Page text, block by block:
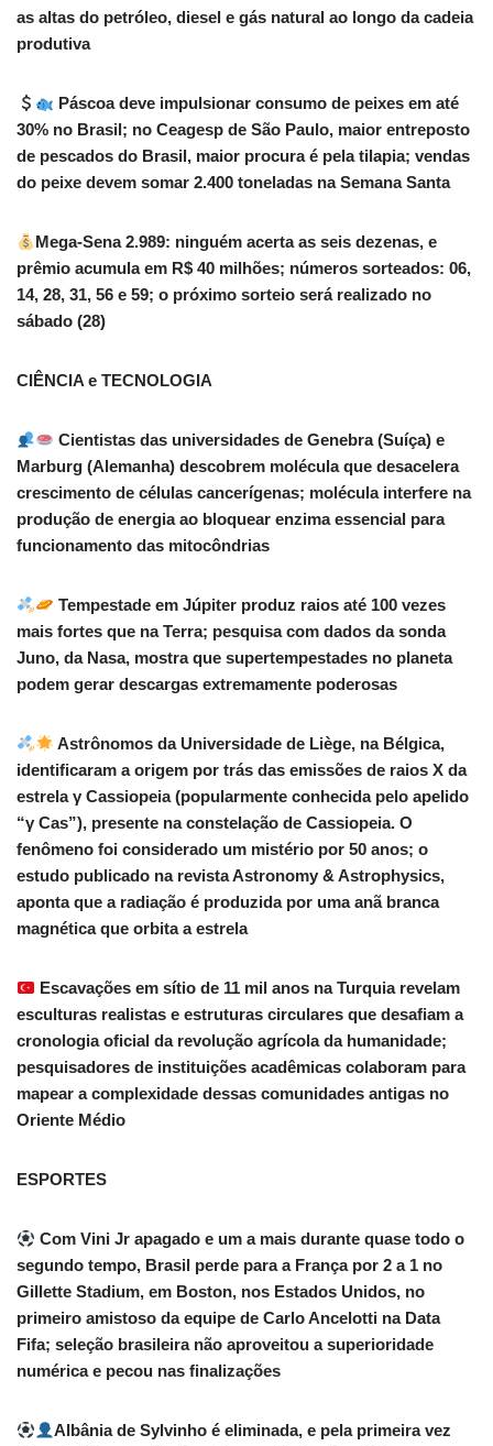
as altas do petróleo, diesel e gás natural ao longo da cadeia
produtiva
Páscoa deve impulsionar consumo de peixes em até
30% no Brasil; no Ceagesp de São Paulo, maior entreposto
de pescados do Brasil, maior procura é pela tilapia; vendas
do peixe devem somar 2.400 toneladas na Semana Santa
Mega-Sena 2.989: ninguém acerta as seis dezenas, e
prêmio acumula em R$ 40 milhões; números sorteados: 06,
14, 28, 31, 56 e 59; o próximo sorteio será realizado no
sábado (28)
CIÊNCIA e TECNOLOGIA
Cientistas das universidades de Genebra (Suíça) e
Marburg (Alemanha) descobrem molécula que desacelera
crescimento de células cancerígenas; molécula interfere na
produção de energia ao bloquear enzima essencial para
funcionamento das mitocôndrias
Tempestade em Júpiter produz raios até 100 vezes
mais fortes que na Terra; pesquisa com dados da sonda
Juno, da Nasa, mostra que supertempestades no planeta
podem gerar descargas extremamente poderosas
Astrônomos da Universidade de Liège, na Bélgica,
identificaram a origem por trás das emissões de raios X da
estrela γ Cassiopeia (popularmente conhecida pelo apelido
“γ Cas”), presente na constelação de Cassiopeia. O
fenômeno foi considerado um mistério por 50 anos; o
estudo publicado na revista Astronomy & Astrophysics,
aponta que a radiação é produzida por uma anã branca
magnética que orbita a estrela
Escavações em sítio de 11 mil anos na Turquia revelam
esculturas realistas e estruturas circulares que desafiam a
cronologia oficial da revolução agrícola da humanidade;
pesquisadores de instituições acadêmicas colaboram para
mapear a complexidade dessas comunidades antigas no
Oriente Médio
ESPORTES
Com Vini Jr apagado e um a mais durante quase todo o
segundo tempo, Brasil perde para a França por 2 a 1 no
Gillette Stadium, em Boston, nos Estados Unidos, no
primeiro amistoso da equipe de Carlo Ancelotti na Data
Fifa; seleção brasileira não aproveitou a superioridade
numérica e pecou nas finalizações
Albânia de Sylvinho é eliminada, e pela primeira vez